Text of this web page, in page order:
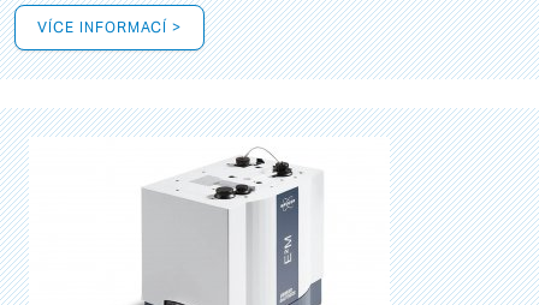
VÍCE INFORMACÍ >